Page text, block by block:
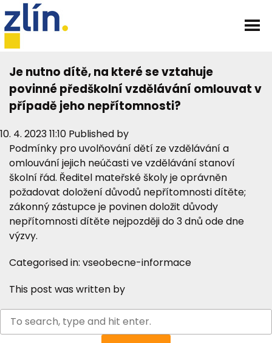
Je nutno dítě, na které se vztahuje
povinné předškolní vzdělávání omlouvat v
případě jeho nepřítomnosti?
10. 4. 2023 11:10 Published by
Podmínky pro uvolňování dětí ze vzdělávání a
omlouvání jejich neúčasti ve vzdělávání stanoví
školní řád. Ředitel mateřské školy je oprávněn
požadovat doložení důvodů nepřítomnosti dítěte;
zákonný zástupce je povinen doložit důvody
nepřítomnosti dítěte nejpozději do 3 dnů ode dne
výzvy.
Categorised in: vseobecne-informace
This post was written by